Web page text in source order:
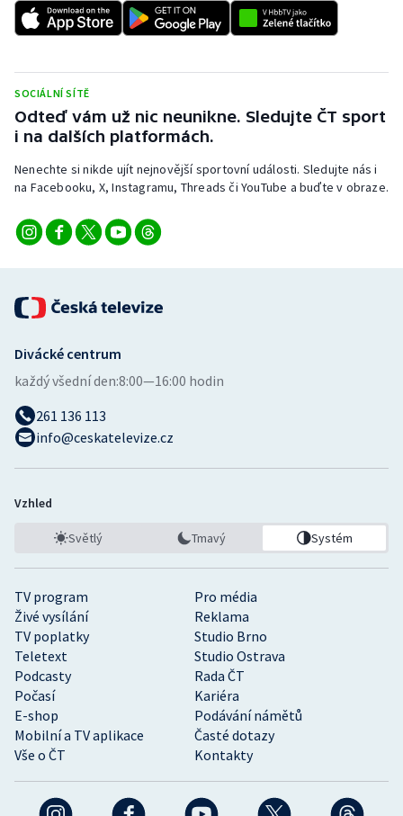
Stolní tenis
Veslování
Volejbal
Ostatní
SOCIÁLNÍ SÍTĚ
Odteď vám už nic neunikne. Sledujte ČT sport
i na dalších platformách.
Nenechte si nikde ujít nejnovější sportovní události. Sledujte nás i
na Facebooku, X, Instagramu, Threads či YouTube a buďte v obraze.
TV program
Pro média
Živé vysílání
Reklama
TV poplatky
Studio Brno
Teletext
Studio Ostrava
Podcasty
Rada ČT
Počasí
Kariéra
E-shop
Podávání námětů
Mobilní a TV aplikace
Časté dotazy
Vše o ČT
Kontakty
Divácké centrum
každý všední den:8:00—16:00 hodin
261 136 113
info@ceskatelevize.cz
Vzhled
Světlý Tmavý Systém